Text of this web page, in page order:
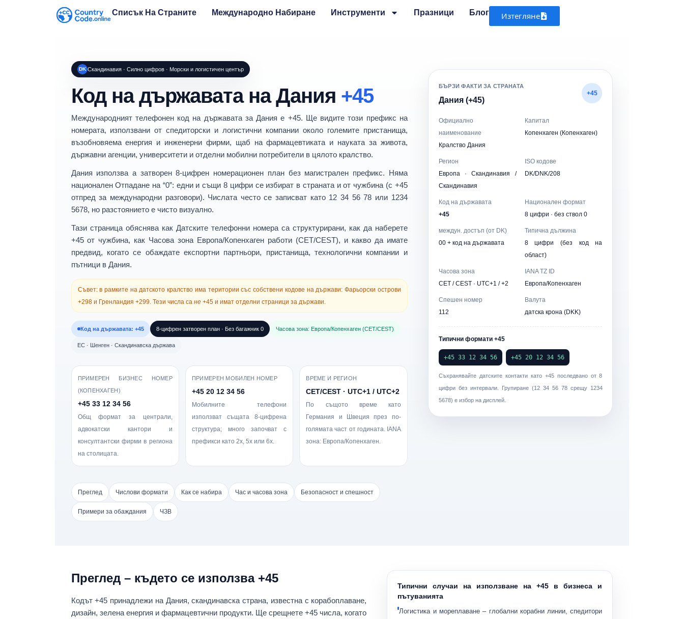
Списък На Страните Международно Набиране Инструменти Празници Блог Изтегляне
DK Скандинавия · Силно цифров · Морски и логистичен център
Код на държавата на Дания +45
Международният телефонен код на държавата заДания е +45. Ще видите този префикс на
номерата, използвани отспедиторски и логистични компании около големите пристанища,
възобновяема енергия и инженерни фирми, щаб на фармацевтиката и науката за живота,
държавни агенции, университети и отделни мобилни потребители в цялото кралство.
Дания използва a затворен 8-цифрен номерационен план без магистрален префикс. Няма
национален Отпадане на “0”: едни и същи 8 цифри се избират в страната и от чужбина (с +45
отпред за международни разговори). Числата често се записват като 12 34 56 78 или 1234
5678, но разстоянието е чисто визуално.
Тази страница обяснява как Датските телефонни номера са структурирани, как да наберете
+45 от чужбина, как Часова зона Европа/Копенхаген работи (CET/CEST), и какво да имате
предвид, когато се обаждате експортни партньори, пристанища, технологични компании и
пътницив Дания.
Съвет:в рамките на датското кралство има територии със собствени кодове на държави:Фарьорски острови
+298и Гренландия +299. Тези числа са не+45 и имат отделни страници за държави.
Код на държавата: +45 8-цифрен затворен план · Без багажник 0 Часова зона: Европа/Копенхаген (CET/CEST)
ЕС · Шенген · Скандинавска държава
ПРИМЕРЕН БИЗНЕС НОМЕР
(КОПЕНХАГЕН)
+45 33 12 34 56
Общ формат за централи,
адвокатски кантори и
консултантски фирми в региона
на столицата.
ПРИМЕРЕН МОБИЛЕН НОМЕР
+45 20 12 34 56
Мобилните телефони
използват същата 8-цифрена
структура; много започват с
префикси като 2x, 5x или 6x.
ВРЕМЕ И РЕГИОН
CET/CEST · UTC+1 / UTC+2
По същото време като
Германия и Швеция през по-
голямата част от годината. IANA
зона: Европа/Копенхаген.
Преглед Числови формати Как се набира Час и часова зона Безопасност и спешност
Примери за обаждания ЧЗВ
БЪРЗИ ФАКТИ ЗА СТРАНАТА
Дания (+45)
+45
Официално
наименование
Кралство Дания
Капитал
Копенхаген (Копенхаген)
Регион
Европа · Скандинавия /
Скандинавия
ISO кодове
DK/DNK/208
Код на държавата
+45
Национален формат
8 цифри · без ствол 0
междун. достъп (от DK)
00 + код на държавата
Типична дължина
8 цифри (без код на
област)
Часова зона
CET / CEST · UTC+1 / +2
IANA TZ ID
Европа/Копенхаген
Спешен номер
112
Валута
датска крона (DKK)
Типични формати +45
+45 33 12 34 56 +45 20 12 34 56
Съхранявайте датските контакти като +45последвано от 8
цифри без интервали. Групиране (12 34 56 78срещу 1234
5678) е избор на дисплей.
Преглед – където се използва +45
Кодът+45 принадлежи на Дания, скандинавска страна, известна с корабоплаване,
дизайн, зелена енергия и фармацевтични продукти. Ще срещнете +45 числа, когато
Типични случаи на използване на +45 в бизнеса и
пътуванията
Логистика и мореплаване– глобални корабни линии, спедитори